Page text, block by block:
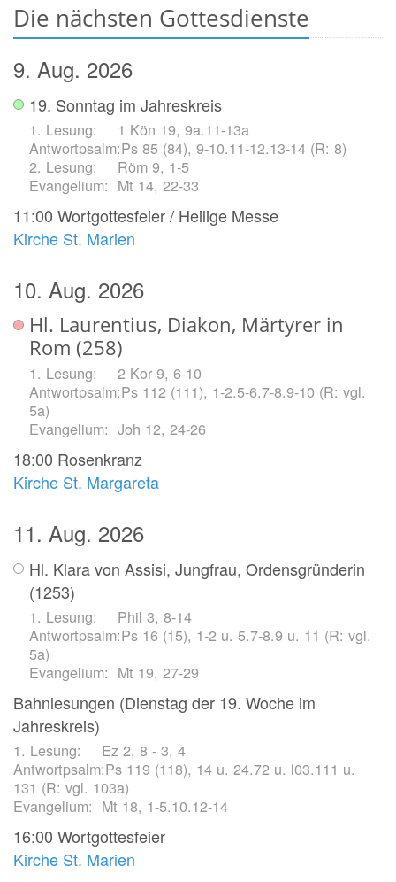
Die nächsten Gottesdienste
9. Aug. 2026
19. Sonntag im Jahreskreis
1 Kön 19, 9a.11-13a
Ps 85 (84), 9-10.11-12.13-14 (R: 8)
Röm 9, 1-5
Mt 14, 22-33
11:00 Wortgottesfeier / Heilige Messe
Kirche St. Marien
10. Aug. 2026
Hl. Laurentius, Diakon, Märtyrer in
Rom (258)
2 Kor 9, 6-10
Ps 112 (111), 1-2.5-6.7-8.9-10 (R: vgl.
5a)
Joh 12, 24-26
18:00 Rosenkranz
Kirche St. Margareta
11. Aug. 2026
Hl. Klara von Assisi, Jungfrau, Ordensgründerin
(1253)
Phil 3, 8-14
Ps 16 (15), 1-2 u. 5.7-8.9 u. 11 (R: vgl.
5a)
Mt 19, 27-29
Bahnlesungen (Dienstag der 19. Woche im
Jahreskreis)
Ez 2, 8 - 3, 4
Ps 119 (118), 14 u. 24.72 u. l03.111 u.
131 (R: vgl. 103a)
Mt 18, 1-5.10.12-14
16:00 Wortgottesfeier
Kirche St. Marien